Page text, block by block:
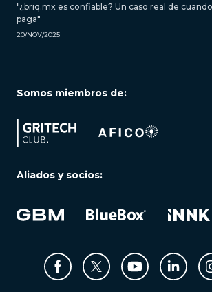
"¿briq.mx es confiable? Un caso real de
paga"
20/NOV/2025
Somos miembros de:
Aliados y socios: